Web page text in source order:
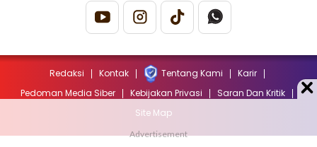
Redaksi Kontak Tentang Kami
Karir
Pedoman Media Siber
Kebijakan Privasi
Saran Dan Kritik
Site Map